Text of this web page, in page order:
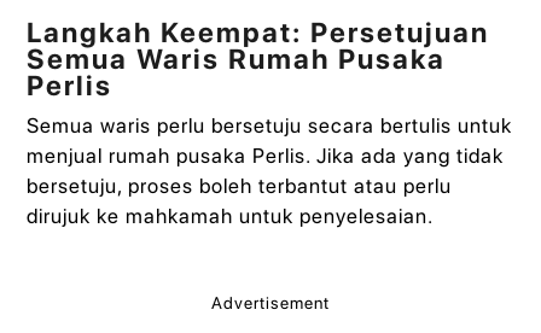
Langkah Keempat: Persetujuan
Semua Waris Rumah Pusaka
Perlis
Semua waris perlu bersetuju secara bertulis untuk
menjual rumah pusaka Perlis. Jika ada yang tidak
bersetuju, proses boleh terbantut atau perlu
dirujuk ke mahkamah untuk penyelesaian.
Advertisement